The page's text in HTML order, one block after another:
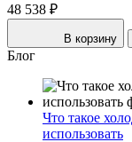
48 538 ₽
В корзину
Блог
Что такое
использовать